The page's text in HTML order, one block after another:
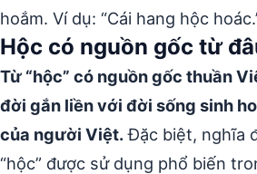
hoắm. Ví dụ: “Cái hang hộc
Hộc có nguồn gốc từ
Từ “hộc” có nguồn gốc thuần
đời gắn liền với đời sống sinh
của người Việt.Đặc biệt, nghĩa
“hộc” được sử dụng phổ biến